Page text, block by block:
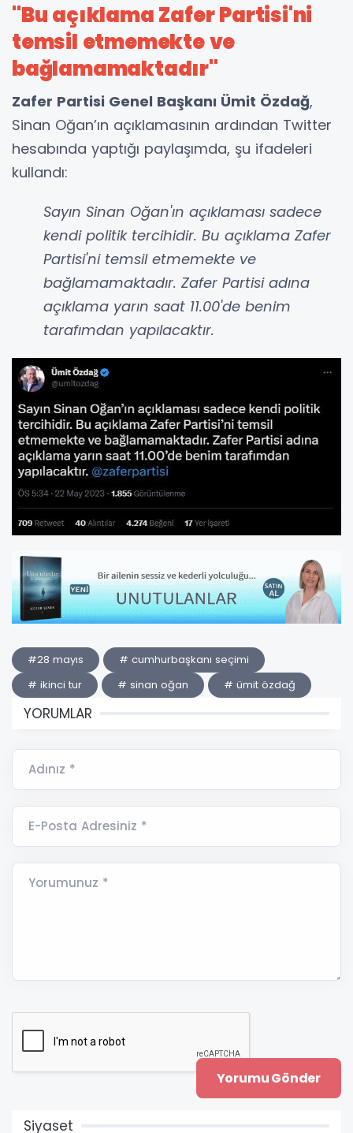
"Bu açıklama Zafer Partisi'ni
temsil etmemekte ve
bağlamamaktadır"
Zafer Partisi Genel Başkanı Ümit Özdağ,
Sinan Oğan’ın açıklamasının ardından Twitter
hesabında yaptığı paylaşımda, şu ifadeleri
kullandı:
Sayın Sinan Oğan'ın açıklaması sadece
kendi politik tercihidir. Bu açıklama Zafer
Partisi'ni temsil etmemekte ve
bağlamamaktadır. Zafer Partisi adına
açıklama yarın saat 11.00'de benim
tarafımdan yapılacaktır.
#28 mayıs
# cumhurbaşkanı seçimi
# ikinci tur
# sinan oğan # ümit özdağ
YORUMLAR
Adınız *
E-Posta Adresiniz *
Yorumunuz *
Siyaset